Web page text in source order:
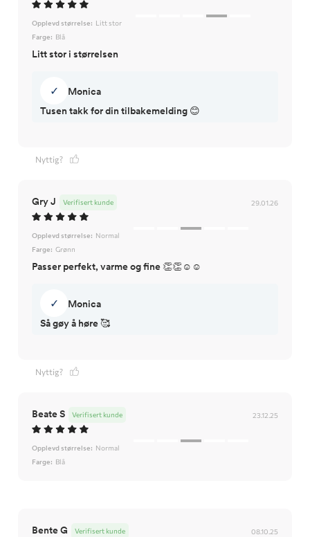
Opplevd størrelse: Litt stor
Farge: Blå
Litt stor i størrelsen
✓
Monica
Nyttig?
Gry J 29.01.26
Verifisert kunde
Opplevd størrelse: Normal
Farge: Grønn
Passer perfekt, varme og fine 👏👏☺️☺️
✓
Monica
Så gøy å høre 🥰
Nyttig?
Beate S 23.12.25
Verifisert kunde
Opplevd størrelse: Normal
Farge: Blå
Bente G 08.10.25
Verifisert kunde